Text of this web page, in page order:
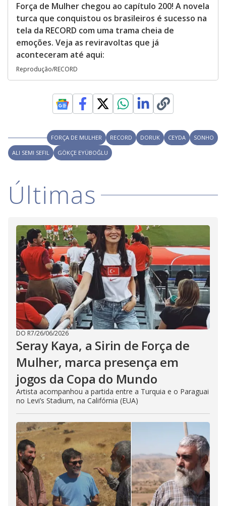
Força de Mulher chegou ao capítulo 200! A novela
turca que conquistou os brasileiros é sucesso na
tela da RECORD com uma trama cheia de
emoções. Veja as reviravoltas que já
aconteceram até aqui:
Reprodução/RECORD
FORÇA DE MULHER RECORD DORUK CEYDA
SONHO
ALI SEMI SEFIL
GÖKÇE EYÜBOĞLU
Últimas
DO R7/26/06/2026
Seray Kaya, a Sirin de Força de
Mulher, marca presença em
jogos da Copa do Mundo
Artista acompanhou a partida entre a Turquia e o Paraguai
no Levi’s Stadium, na Califórnia (EUA)